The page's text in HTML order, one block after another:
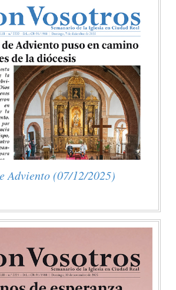
Adviento (07/12/2025)